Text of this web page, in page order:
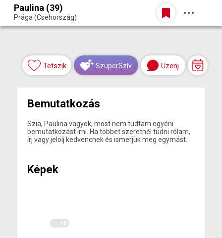
Egy jó randiból bármi lehet.
Belépés
Paulina (39)
Prága (Csehország)
Tetszik SzuperSzív Üzenj
Bemutatkozás
Szia, Paulina vagyok, most nem tudtam egyéni
bemutatkozást írni. Ha többet szeretnél tudni rólam,
írj vagy jelölj kedvencnek és ismerjük meg egymást.
Képek
16